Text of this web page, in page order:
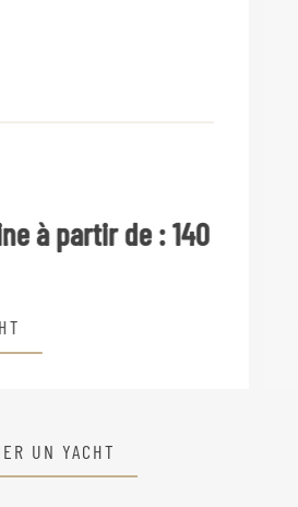
à partir de :140
UN YACHT